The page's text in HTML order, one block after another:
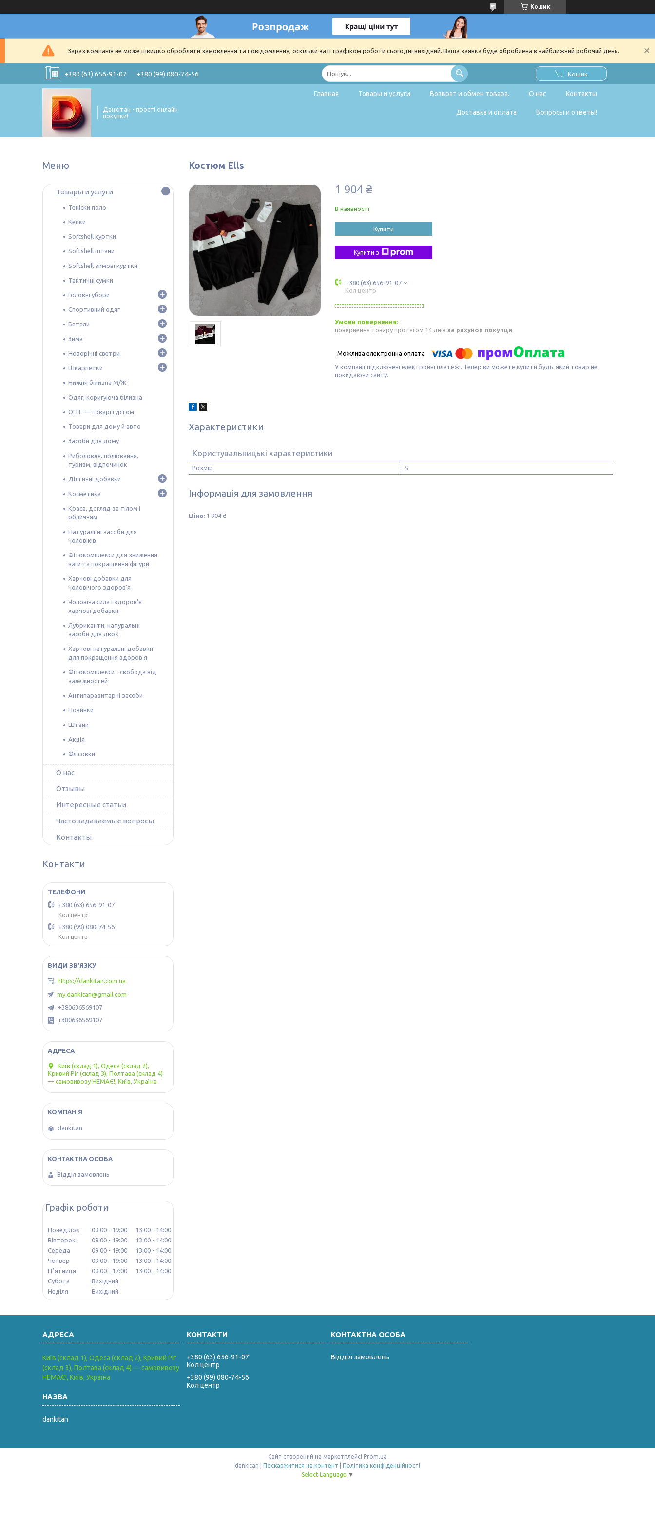
Кошик
Зараз компанія не може швидко обробляти замовлення та повідомлення, оскільки за її графіком роботи сьогодні вихідний. Ваша заявка буде оброблена в найближчий робочий день.
+380 (63) 656-91-07 +380 (99) 080-74-56 Кошик
Данкітан - прості онлайн
покупки!
Главная Товары и услуги Возврат и обмен товара. О нас Контакты
Доставка и оплата Вопросы и ответы!
Костюм Ells
1 904 ₴
В наявності
Купити
Купити з
+380 (63) 656-91-07
Кол центр
повернення товару протягом 14 днів за рахунок покупця
У компанії підключені електронні платежі. Тепер ви можете купити будь-який товар не
покидаючи сайту.
Характеристики
Користувальницькі характеристики
Розмір S
Інформація для замовлення
Ціна: 1 904 ₴
Товары и услуги
Теніски поло
Кепки
Softshell куртки
Softshell штани
Softshell зимові куртки
Тактичні сумки
Головні убори
Спортивний одяг
Батали
Зима
Новорічні светри
Шкарпетки
Нижня білизна М/Ж
Одяг, коригуюча білизна
ОПТ — товарі гуртом
Товари для дому й авто
Засоби для дому
Риболовля, полювання,
туризм, відпочинок
Дієтичні добавки
Косметика
Краса, догляд за тілом і
обличчям
Натуральні засоби для
чоловіків
Фітокомплекси для зниження
ваги та покращення фігури
Харчові добавки для
чоловічого здоров'я
Чоловіча сила і здоров'я
харчові добавки
Лубриканти, натуральні
засоби для двох
Харчові натуральні добавки
для покращення здоров'я
Фітокомплекси - свобода від
залежностей
Антипаразитарні засоби
Новинки
Штани
Акція
Флісовки
О нас
Отзывы
Интересные статьи
Часто задаваемые вопросы
Контакты
Контакти
+380 (63) 656-91-07
Кол центр
+380 (99) 080-74-56
Кол центр
https://dankitan.com.ua
my.dankitan@gmail.com
+380636569107
+380636569107
Київ (склад 1), Одеса (склад 2),
Кривий Ріг (склад 3), Полтава (склад 4)
— самовивозу НЕМАЄ!, Київ, Україна
dankitan
Відділ замовлень
Графік роботи
Понеділок 09:00 19:00 13:00
14:00
Вівторок
09:00 19:00 13:00
14:00
Середа
09:00 19:00 13:00
14:00
Четвер
09:00 19:00 13:00
14:00
Пʼятниця
09:00 17:00 13:00
14:00
Субота
Вихідний
Неділя
Вихідний
Київ (склад 1), Одеса (склад 2), Кривий Ріг
(склад 3), Полтава (склад 4) — самовивозу
НЕМАЄ!, Київ, Україна
dankitan
+380 (63) 656-91-07
Кол центр
+380 (99) 080-74-56
Кол центр
Відділ замовлень
Сайт створений на маркетплейсі Prom.ua
Поскаржитися на контент
Політика конфіденційності
Select Language ▼